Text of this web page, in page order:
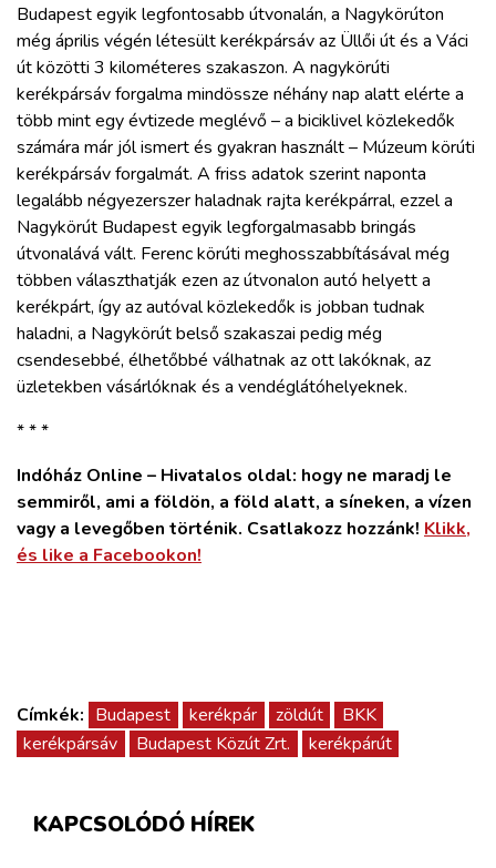
Budapest egyik legfontosabb útvonalán, a Nagykörúton
még április végén létesült kerékpársáv az Üllői út és a Váci
út közötti 3 kilométeres szakaszon. A nagykörúti
kerékpársáv forgalma mindössze néhány nap alatt elérte a
több mint egy évtizede meglévő – a biciklivel közlekedők
számára már jól ismert és gyakran használt – Múzeum körúti
kerékpársáv forgalmát. A friss adatok szerint naponta
legalább négyezerszer haladnak rajta kerékpárral, ezzel a
Nagykörút Budapest egyik legforgalmasabb bringás
útvonalává vált. Ferenc körúti meghosszabbításával még
többen választhatják ezen az útvonalon autó helyett a
kerékpárt, így az autóval közlekedők is jobban tudnak
haladni, a Nagykörút belső szakaszai pedig még
csendesebbé, élhetőbbé válhatnak az ott lakóknak, az
üzletekben vásárlóknak és a vendéglátóhelyeknek.
* * *
Indóház Online – Hivatalos oldal: hogy ne maradj le
semmiről, ami a földön, a föld alatt, a síneken, a vízen
vagy a levegőben történik. Csatlakozz hozzánk! Klikk,
és like a Facebookon!
Címkék: Budapest kerékpár zöldút
BKK
kerékpársáv
Budapest Közút Zrt. kerékpárút
KAPCSOLÓDÓ HÍREK